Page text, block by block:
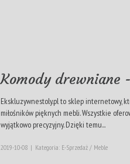
Komody drewniane
Ekskluzywnestoly.pl to sklep internetowy,
miłośników pięknych mebli. Wszystkie
wyjątkowo precyzyjny. Dzięki temu...
2019-10-08 | Kategoria: E-Sprzedaż / Meble